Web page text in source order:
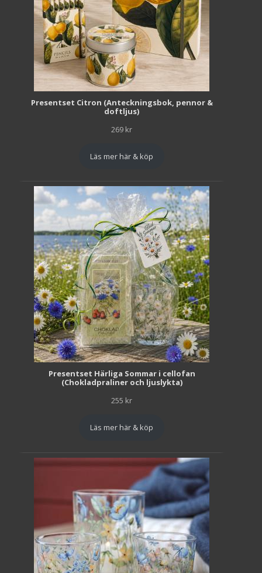
Presentset Citron (Anteckningsbok, pennor &
doftljus)
269 kr
Läs mer här & köp
Presentset Härliga Sommar i cellofan
(Chokladpraliner och ljuslykta)
255 kr
Läs mer här & köp